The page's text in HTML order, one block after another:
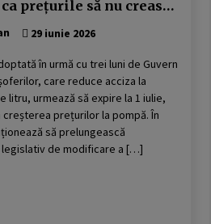
prețurile să nu crească
29 iunie 2026
în urmă cu trei luni de Guvern
care reduce acciza la
litru, urmează să expire la 1 iulie,
prețurilor la pompă. În
să prelungească
de modificare a […]